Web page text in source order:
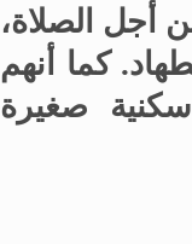
أجل الصلاة،
كما أنهم
صغيرة